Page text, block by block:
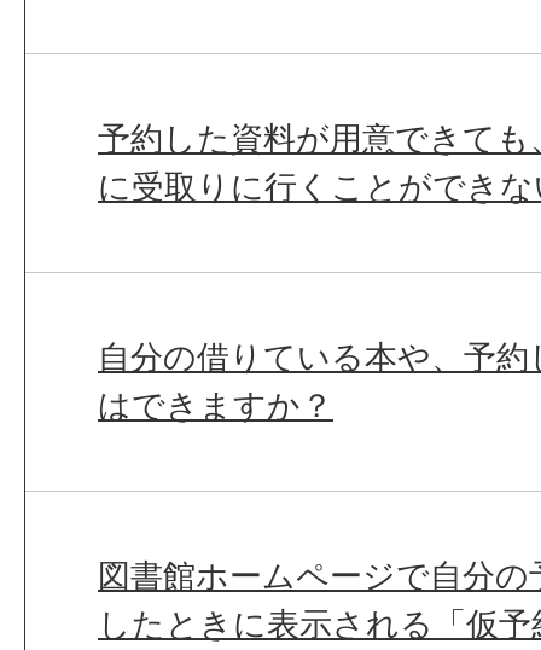
予約した資料が用意できて
に受取りに行くことができ
自分の借りている本や、予
はできますか？
図書館ホームページで自分
したときに表示される「仮